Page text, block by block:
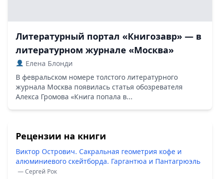
Литературный портал «Книгозавр» — в
литературном журнале «Москва»
Елена Блонди
В февральском номере толстого литературного
журнала Москва появилась статья обозревателя
Алекса Громова «Книга попала в...
Рецензии на книги
Виктор Острович. Сакральная геометрия кофе и
алюминиевого скейтборда. Гаргантюа и Пантагрюэль
— Сергей Рок